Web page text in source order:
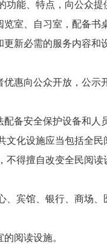
能、特点，向公众
室、自习室，配备书
新必需的服务内容
惠向公众开放，公
备安全保护设备和人
化设施应当包括全民
得擅自改变全民阅
、宾馆、银行、商场
阅读设施。